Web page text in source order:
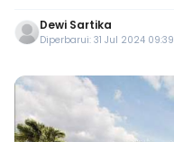
Dewi Sartika
Diperbarui: 31 Jul 2024 09:39